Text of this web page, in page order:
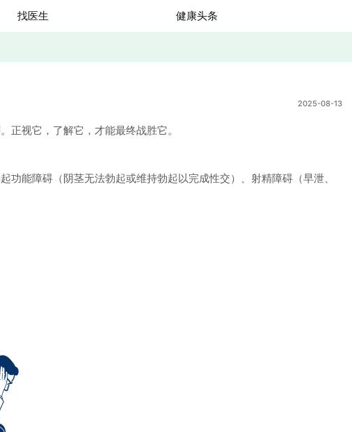
找医生 健康头条
2025-08-13
视它，了解它，才能最终战胜它。
能障碍（阴茎无法勃起或维持勃起以完成性交）、射精障碍（早泄、